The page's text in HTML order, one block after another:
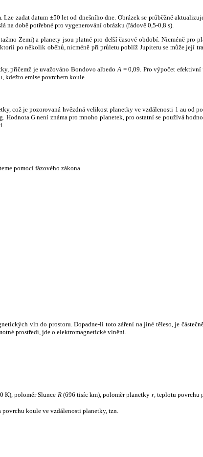
zadat datum ±50 let od dnešního dne. Obrázek se průběžně
na době potřebné pro vygenerování obrázku (řádově 0,5-0,8 s).
Zemi) a planety jsou platné pro delší časové období. Nicméně
po několik oběhů, nicméně při průletu poblíž Jupiteru se může její
přičemž je uvažováno Bondovo albedo A = 0,09. Pro výpočet
kdežto emise povrchem koule.
což je pozorovaná hvězdná velikost planetky ve vzdálenosti 1 au od
HodnotaG není známa pro mnoho planetek, pro ostatní se používá
pomocí fázového zákona
vln do prostoru. Dopadne-li toto záření na jiné těleso, je
prostředí, jde o elektromagnetické vlnění.
K), poloměr Slunce R(696 tisíc km), poloměr planetky r, teplotu povrchu
povrchu koule ve vzdálenosti planetky, tzn.